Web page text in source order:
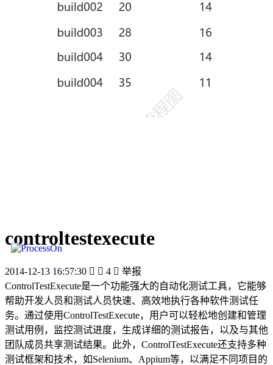
controltestexecute
2014-12-13 16:57:30   4  举报
ControlTestExecute是一个功能强大的自动化测试工具，它能够
帮助开发人员和测试人员快速、高效地执行各种软件测试任
务。通过使用ControlTestExecute，用户可以轻松地创建和管理
测试用例，监控测试进度，生成详细的测试报告，以及与其他
团队成员共享测试结果。此外，ControlTestExecute还支持多种
测试框架和技术，如Selenium、Appium等，以满足不同项目的